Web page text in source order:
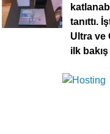
tanıttı.
Ultra ve
ilk bakış